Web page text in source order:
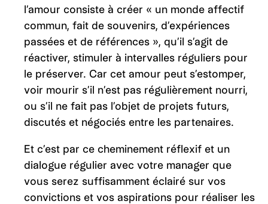
l’amour consiste à créer « un monde affectif
commun, fait de souvenirs, d’expériences
passées et de références », qu’il s’agit de
réactiver, stimuler à intervalles réguliers pour
le préserver. Car cet amour peut s’estomper,
voir mourir s’il n’est pas régulièrement nourri,
ou s’il ne fait pas l’objet de projets futurs,
discutés et négociés entre les partenaires.
Et c’est par ce cheminement réflexif et un
dialogue régulier avec votre manager que
vous serez suffisamment éclairé sur vos
convictions et vos aspirations pour réaliser les